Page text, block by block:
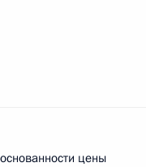
цены